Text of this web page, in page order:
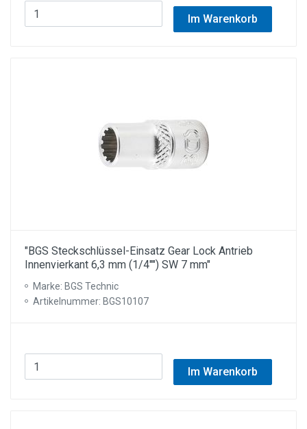
Im Warenkorb
"BGS Steckschlüssel-Einsatz Gear Lock Antrieb
Innenvierkant 6,3 mm (1/4"") SW 7 mm"
Marke: BGS Technic
Artikelnummer: BGS10107
Im Warenkorb